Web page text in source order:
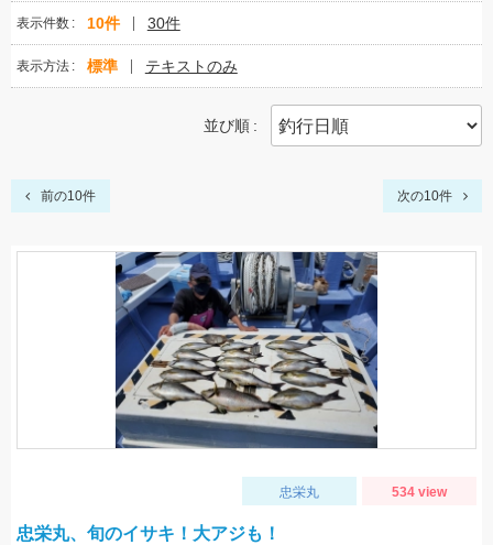
表示件数 10件 30件
表示方法 標準 テキストのみ
並び順
前の10件 次の10件
忠栄丸 534 view
忠栄丸、旬のイサキ！大アジも！